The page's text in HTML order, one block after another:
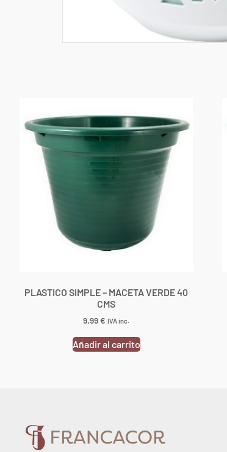
PLASTICO SIMPLE – MACETA VERDE 40
CMS
9,99€ IVA inc.
Añadir al carrito